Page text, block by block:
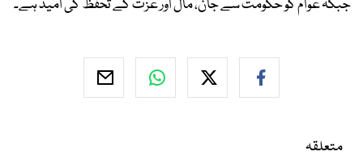
جبکہ عوام کو حکومت سے جان، مال اور عزت کے تحفظ کی امید ہے۔
متعلقہ